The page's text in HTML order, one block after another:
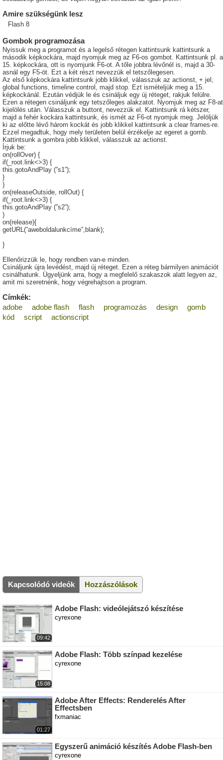
Amire szükségünk lesz
Flash 8
Gombok programozása
Nyissuk meg a programot és a legelső rétegen kattintsunk kattintsunk a
második képkockára, majd nyomjuk meg az F6-os gombot. Kattintsunk pl. a
15. képkockára, ott is nyomjunk F6-ot. A tőle jobbra lévőnél is, majd a 30-
asnál egy F5-öt. Ezt a két részt nevezzük el tetszőlegesen.
Az első képkockára kattintsunk jobb klikkel, válasszuk az actionst, + jel,
global functions, timeline control, majd stop. Ezt ismételjük meg a 15.
képkockánál. Ezután védjük le és csináljuk egy új réteget, rakjuk felülre.
Ezen a rétegen csináljunk egy tetszőleges alakzatot. Nyomjuk meg az F8-at
kijelölés után. Válasszuk a buttont, nevezzük el. Kattintsunk rá kétszer,
majd a fehér kockára kattintsunk, és ismét az F6-ot nyomjuk meg. Jelöljük
ki az előtte lévő három kockát és jobb klikkel kattintsunk a clear frames-re.
Ezzel megadtuk, hogy mely területen belül érzékelje az egeret a gomb.
Kattintsunk a gombra jobb klikkel, válasszuk az actionst.
Írjuk be:
on(rollOver) {
if(_root.link<>3) {
this.gotoAndPlay (”s1”);
}
)
on(releaseOutside, rollOut) {
if(_root.link<>3) {
this.gotoAndPlay (”s2”);
)
on(release){
getURL(”aweboldalunkcíme”,blank);
}
Ellenőrizzük le, hogy rendben van-e minden.
Csináljunk újra levédést, majd új réteget. Ezen a réteg bármilyen animációt
csinálhatunk. Ügyeljünk arra, hogy a megfelelő szakaszok alatt legyen az,
amit mi szeretnénk, hogy végrehajtson a program.
Címkék:
adobe
adobe flash flash programozás design
gomb
kód
script actionscript
Kapcsolódó videók Hozzászólások
09:42
Adobe Flash: videólejátszó készítése
cyrexone
15:08
Adobe Flash: Több színpad kezelése
cyrexone
01:27
Adobe After Effects: Renderelés After
Effectsben
fxmaniac
Egyszerű animáció készítés Adobe Flash-ben
cyrexone